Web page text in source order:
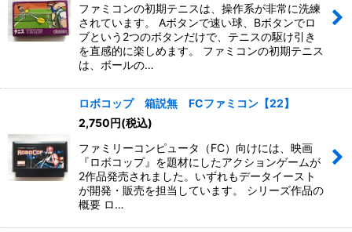
ファミコンの初期テニスは、操作系が非常に洗練
されています。 Aボタンで速い球、Bボタンでロ
ブという2つのボタンだけで、テニスの駆け引き
を直感的に楽しめます。 ファミコンの初期テニス
は、ボールの…
ロボコップ 箱説無 FCファミコン【22】
2,750円(税込)
ファミリーコンピュータ（FC）向けには、映画
『ロボコップ』を題材にしたアクションゲームが
2作品発売されました。いずれもデータイースト
が開発・販売を担当しています。 シリーズ作品の
概要 ロ…